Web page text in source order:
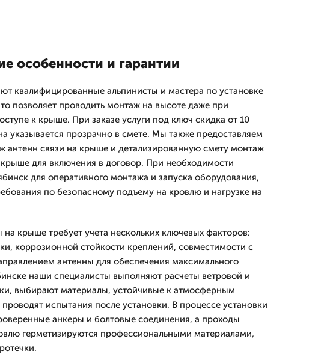
особенности и гарантии
квалифицированные альпинисты и мастера по установке
позволяет проводить монтаж на высоте даже при
к крыше. При заказе услуги под ключ скидка от 10
указывается прозрачно в смете. Мы также предоставляем
антенн связи на крыше и детализированную смету монтаж
крыше для включения в договор. При необходимости
для оперативного монтажа и запуска оборудования,
по безопасному подъему на кровлю и нагрузке на
крыше требует учета нескольких ключевых факторов:
коррозионной стойкости креплений, совместимости с
антенны для обеспечения максимального
наши специалисты выполняют расчеты ветровой и
выбирают материалы, устойчивые к атмосферным
испытания после установки. В процессе установки
анкеры и болтовые соединения, а проходы
герметизируются профессиональными материалами,